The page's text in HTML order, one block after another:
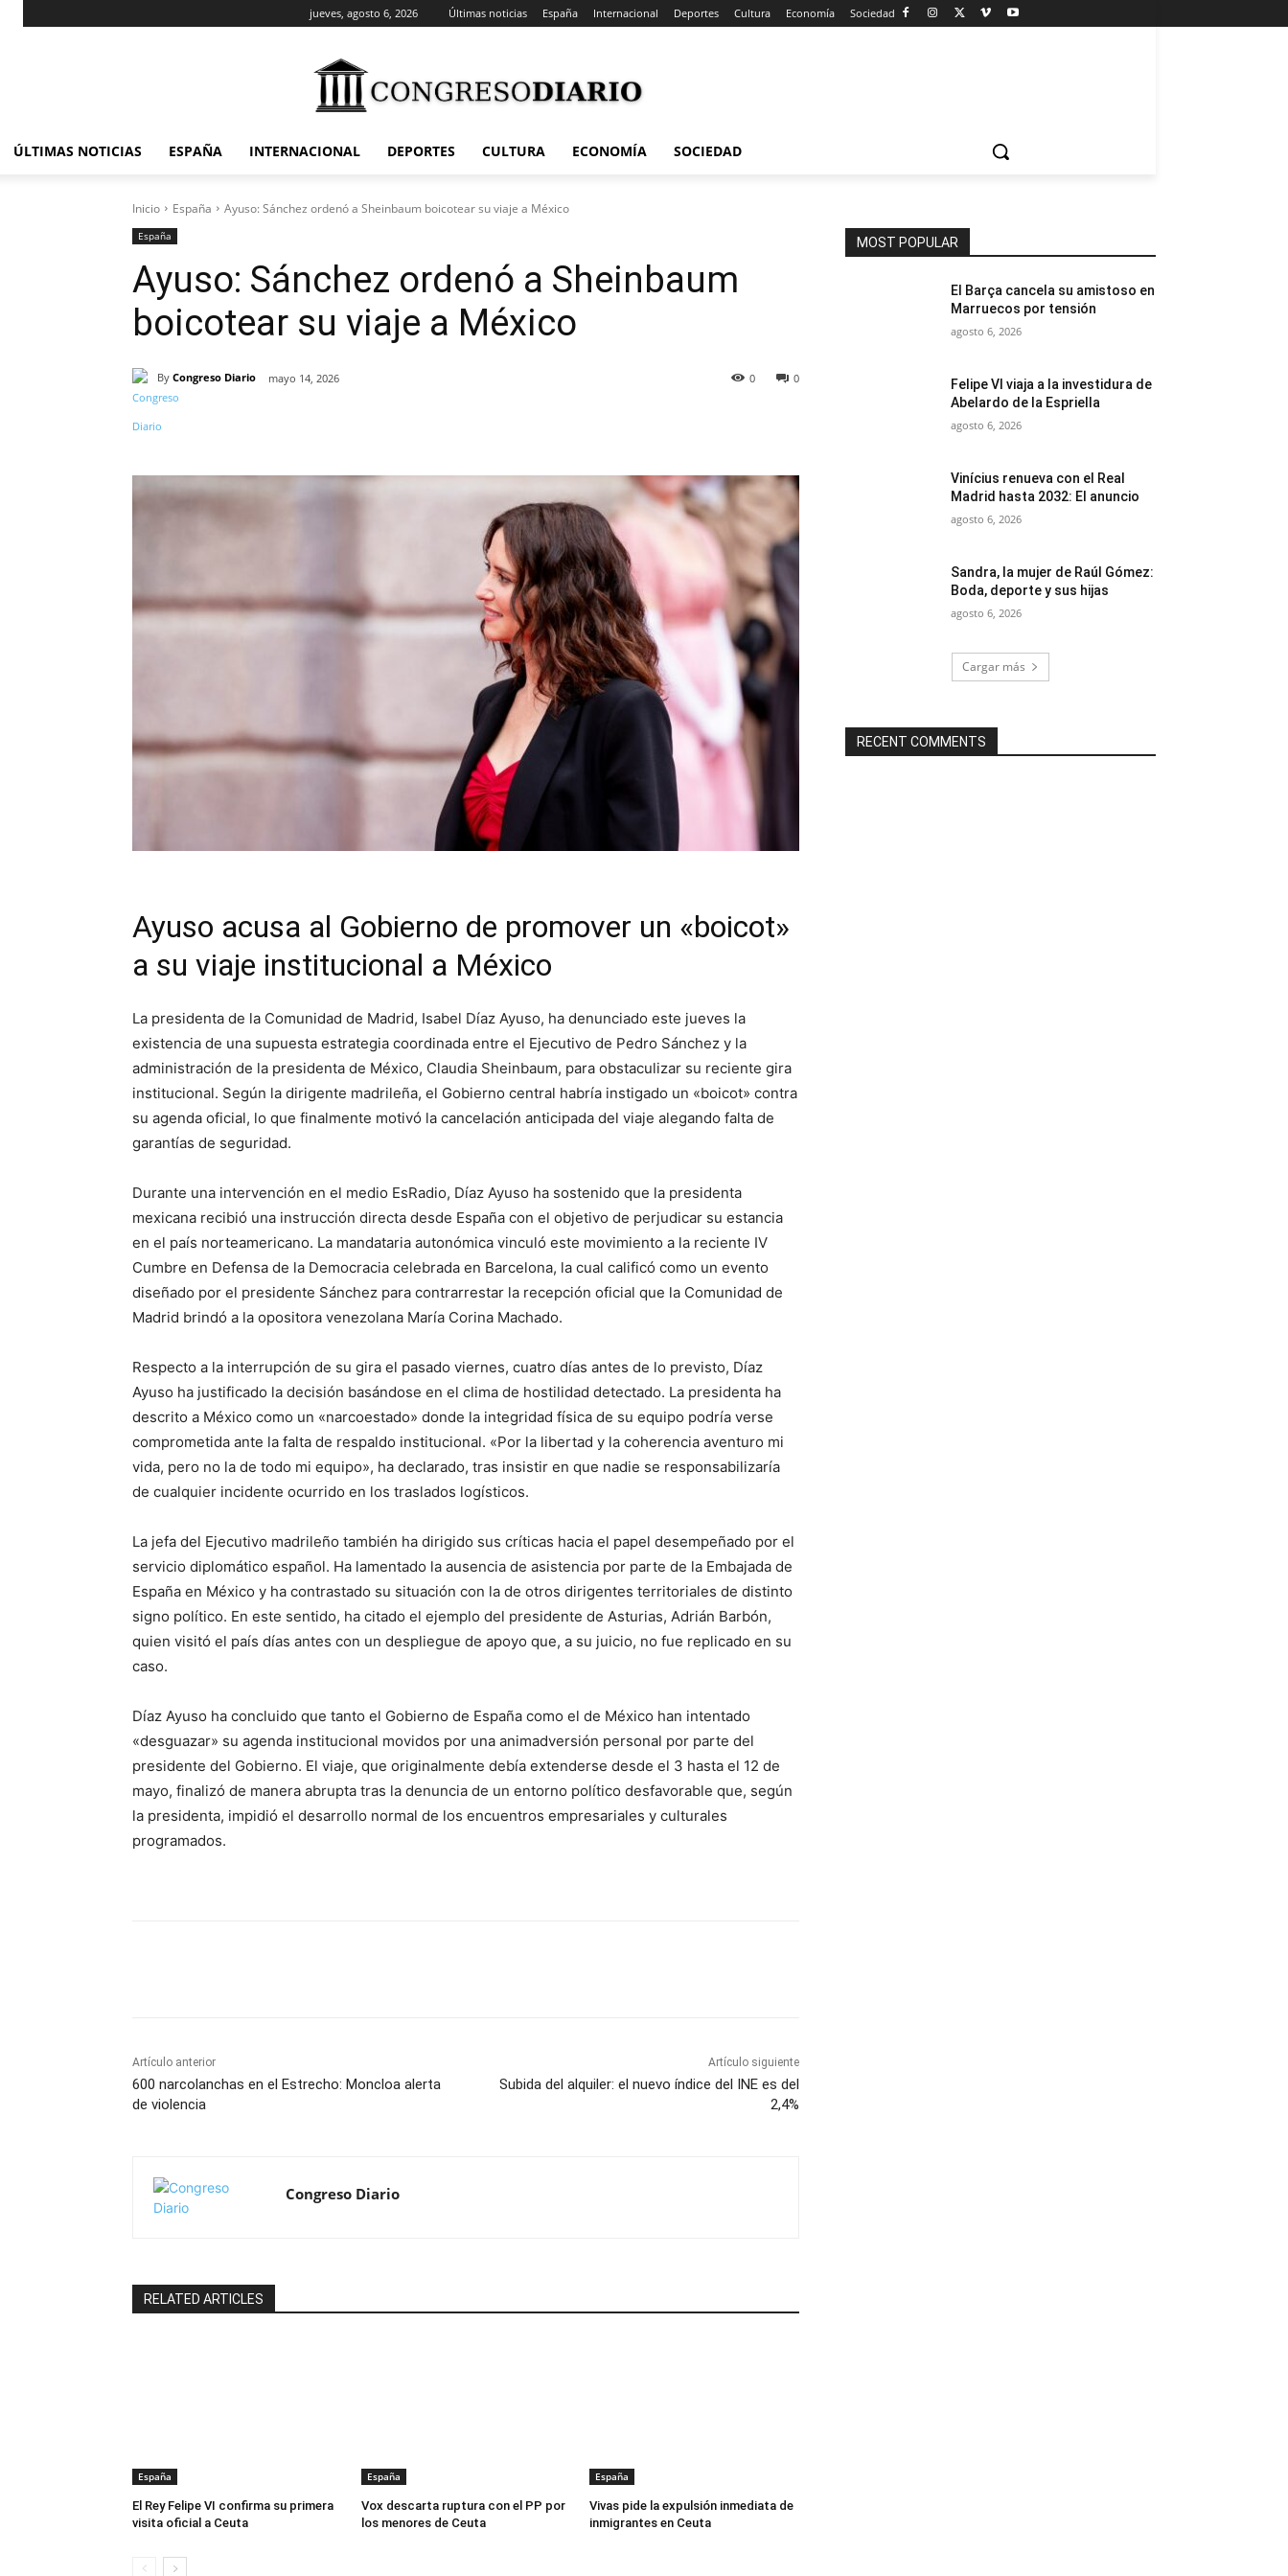
jueves, agosto 6, 2026 Últimas noticias España Internacional Deportes Cultura Economía Sociedad
ÚLTIMAS NOTICIAS ESPAÑA INTERNACIONAL DEPORTES CULTURA ECONOMÍA SOCIEDAD
Inicio España Ayuso: Sánchez ordenó a Sheinbaum boicotear su viaje a México
España
Ayuso: Sánchez ordenó a Sheinbaum
boicotear su viaje a México
By Congreso Diario mayo 14, 2026 0
0
Ayuso acusa al Gobierno de promover un «boicot»
a su viaje institucional a México
La presidenta de la Comunidad de Madrid, Isabel Díaz Ayuso, ha denunciado este jueves la
existencia de una supuesta estrategia coordinada entre el Ejecutivo de Pedro Sánchez y la
administración de la presidenta de México, Claudia Sheinbaum, para obstaculizar su reciente gira
institucional. Según la dirigente madrileña, el Gobierno central habría instigado un «boicot» contra
su agenda oficial, lo que finalmente motivó la cancelación anticipada del viaje alegando falta de
garantías de seguridad.
Durante una intervención en el medio EsRadio, Díaz Ayuso ha sostenido que la presidenta
mexicana recibió una instrucción directa desde España con el objetivo de perjudicar su estancia
en el país norteamericano. La mandataria autonómica vinculó este movimiento a la reciente IV
Cumbre en Defensa de la Democracia celebrada en Barcelona, la cual calificó como un evento
diseñado por el presidente Sánchez para contrarrestar la recepción oficial que la Comunidad de
Madrid brindó a la opositora venezolana María Corina Machado.
Respecto a la interrupción de su gira el pasado viernes, cuatro días antes de lo previsto, Díaz
Ayuso ha justificado la decisión basándose en el clima de hostilidad detectado. La presidenta ha
descrito a México como un «narcoestado» donde la integridad física de su equipo podría verse
comprometida ante la falta de respaldo institucional. «Por la libertad y la coherencia aventuro mi
vida, pero no la de todo mi equipo», ha declarado, tras insistir en que nadie se responsabilizaría
de cualquier incidente ocurrido en los traslados logísticos.
La jefa del Ejecutivo madrileño también ha dirigido sus críticas hacia el papel desempeñado por el
servicio diplomático español. Ha lamentado la ausencia de asistencia por parte de la Embajada de
España en México y ha contrastado su situación con la de otros dirigentes territoriales de distinto
signo político. En este sentido, ha citado el ejemplo del presidente de Asturias, Adrián Barbón,
quien visitó el país días antes con un despliegue de apoyo que, a su juicio, no fue replicado en su
caso.
Díaz Ayuso ha concluido que tanto el Gobierno de España como el de México han intentado
«desguazar» su agenda institucional movidos por una animadversión personal por parte del
presidente del Gobierno. El viaje, que originalmente debía extenderse desde el 3 hasta el 12 de
mayo, finalizó de manera abrupta tras la denuncia de un entorno político desfavorable que, según
la presidenta, impidió el desarrollo normal de los encuentros empresariales y culturales
programados.
Artículo anterior
600 narcolanchas en el Estrecho: Moncloa alerta
de violencia
Artículo siguiente
Subida del alquiler: el nuevo índice del INE es del
2,4%
Congreso Diario
RELATED ARTICLES
España
El Rey Felipe VI confirma su primera
visita oficial a Ceuta
España
Vox descarta ruptura con el PP por
los menores de Ceuta
España
Vivas pide la expulsión inmediata de
inmigrantes en Ceuta
MOST POPULAR
El Barça cancela su amistoso en
Marruecos por tensión
agosto 6, 2026
Felipe VI viaja a la investidura de
Abelardo de la Espriella
agosto 6, 2026
Vinícius renueva con el Real
Madrid hasta 2032: El anuncio
agosto 6, 2026
Sandra, la mujer de Raúl Gómez:
Boda, deporte y sus hijas
agosto 6, 2026
Cargar más
RECENT COMMENTS